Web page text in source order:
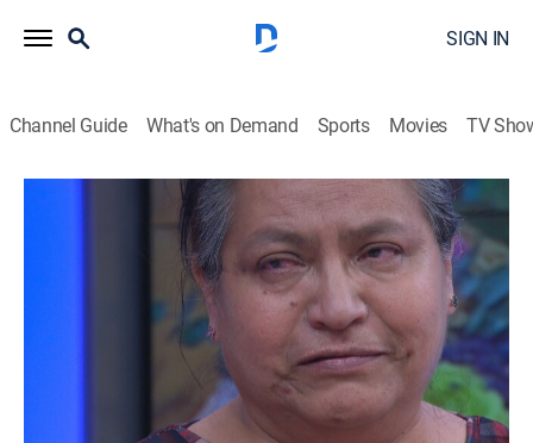
SIGN IN
Channel Guide What's on Demand Sports Movies TV
Acércate a Rocío
S1 E558 | Me están comiendo los
Talk, Public affairs, Self improvement|2026
Disna pide un préstamo y está presionada porque
cada día paga más dinero y la deuda sigue creciendo.
Paola, su nuera, busca a un supuesto prestamista y
arrastra a Bertha para que se endeude.